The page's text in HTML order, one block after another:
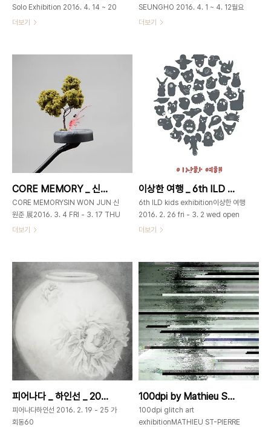
Solo Exhibition 2016. 4. 14 ~ 20
휴관일 없음/ Gallery hours 11am-
3673-
Blue_30x26cm, 가변설치
_MixedMedia on paper_2016
Red_22.7x15.8cm_가변설치,
MixedMedia on paper_2016
Purple_45x50cm x 2_monami
FX style 0.38, HI-TEC-C
0.4_2016 Pink_30x40cm x
3_Dong-a mifi 0.5, HI-TEC-C
미Kim jeong mi 2001 충..
더보기
SEUNGHO 2016. 4. 1 ~ 4. 12월요
일 휴관 Gallery Hours 11am -
서울시 종로구 북촌로11길 502-
0585gahoedong60@gmail.com
백승호_무제_가변설치_철_2016 백석
을 읽다. 2014년 나는 몸과 마음이 지쳐
한동안 작업을 쉬고 있었다. 그 동안의
기계적인 작가생활때문인지 사색이 낯설
어질 정도였으니 말이다. 세상 돌아가는
일에 그닥 관심이 없던 나는 잠시 작업을
뒤로 하고 세상 돌아가는 일에 관심을 가
쟁이도 해보고 정치라는 것에 분노하면
서 열도 내보고 그 동안 챙기지 못했던
부모님, 가족들과도 많은..
더보기
CORE MEMORY _ 신원준展 _ 2016_0304 ▶ 0317
CORE MEMORYSIN WON JUN 신
원준 展2016. 3. 4 FRI - 3. 17 THU
월요일 휴관개관시간 오후12-7시 가회
서울시 종로구 북촌로 11길 502-
3673-
0585gahoedong60@gmail.com
신원준 _ 크릴_5×4×7cm_2015 신원
준 _ 크릴_7×6×10cm_2015 뒤집어
진 고래의 배위에서 분주하게 자신들의
성을 만들어 가는 새우들이 주를 이루는
신원준의 작업들은 한편의 우화(寓話)
를 읽는 것과 같은 느낌을 준다. 우화는
인간의 행위와 삶의 이야기를 동식물의
들을 우화로 읽어낼 수 있다면, 그렇다면
그러한 작업들이 담지하고 있는 이야기
는 무엇인가. 지구상에서 현존하는..
더보기
이상한 여행 _ 6th ILD kids exhibition _ 2016_0226 ▶ 0302
6th ILD kids exhibition이상한 여행
2016. 2. 26 fri - 3. 2 wed open
11am~7pm 가회동60 _
어린이 작가:김동민 김동현 김민승 김민
준 김연희 김윤 김정훈 김희준 나유안 나
유하 박민재 박서연 박선 신지환 오아린
오재인 오한나 유가형 유태이 윤서연 윤
서연 이경림 이경민 이다연 이유담 이유
준 이유찬 이재호 이준서 임현서 장승혁
장하윤 장효나 정인우 한수연 한지연 전
시기획 및 지도 _ ILD 오민정010-
9946-
디는“ㅎ..
더보기
피어나다 _ 하인선 _ 2016_0219 ▶ 0225
피어나다하인선 2016. 2. 19 - 25 가
회동60
100dpi by Mathieu ST-Pierre _ 2015_1222 ▶ 2016_1009
100dpi glitch art
exhibitionMATHIEU ST-PIERRE